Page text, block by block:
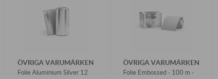
ÖVRIGA VARUMÄRKEN
Folie Aluminium Silver 12
ÖVRIGA VARUMÄRKEN
Folie Embossed - 100 m -